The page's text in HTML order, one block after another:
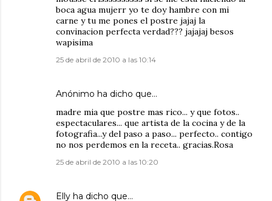
boca agua mujerr yo te doy hambre con mi
carne y tu me pones el postre jajaj la
convinacion perfecta verdad??? jajajaj besos
wapisima
25 de abril de 2010 a las 10:14
Anónimo ha dicho que…
madre mia que postre mas rico... y que fotos..
espectaculares... que artista de la cocina y de la
fotografia...y del paso a paso... perfecto.. contigo
no nos perdemos en la receta.. gracias.Rosa
25 de abril de 2010 a las 10:20
Elly ha dicho que…